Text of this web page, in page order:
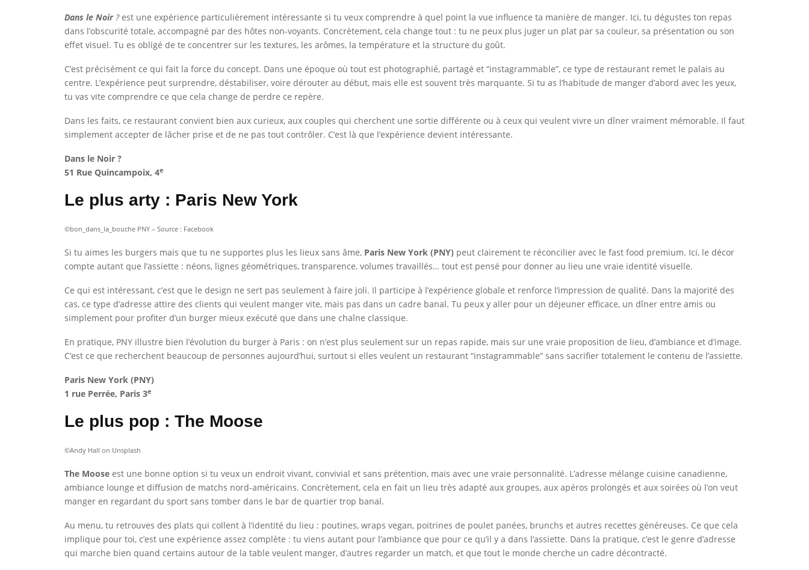
Dans le Noir?est une expérience particulièrement intéressante si tu veux comprendre à quel point la vue influence ta manière de manger. Ici, tu dégustes ton repas
dans l’obscurité totale, accompagné par des hôtes non-voyants. Concrètement, cela change tout : tu ne peux plus juger un plat par sa couleur, sa présentation ou son
effet visuel. Tu es obligé de te concentrer sur les textures, les arômes, la température et la structure du goût.
C’est précisément ce qui fait la force du concept. Dans une époque où tout est photographié, partagé et “instagrammable”, ce type de restaurant remet le palais au
centre. L’expérience peut surprendre, déstabiliser, voire dérouter au début, mais elle est souvent très marquante. Si tu as l’habitude de manger d’abord avec les yeux,
tu vas vite comprendre ce que cela change de perdre ce repère.
Dans les faits, ce restaurant convient bien aux curieux, aux couples qui cherchent une sortie différente ou à ceux qui veulent vivre un dîner vraiment mémorable. Il faut
simplement accepter de lâcher prise et de ne pas tout contrôler. C’est là que l’expérience devient intéressante.
Dans le Noir ?
51 Rue Quincampoix, 4e
Le plus arty : Paris New York
©bon_dans_la_bouche PNY – Source : Facebook
Si tu aimes les burgers mais que tu ne supportes plus les lieux sans âme, Paris New York (PNY) peut clairement te réconcilier avec le fast food premium. Ici, le décor
compte autant que l’assiette : néons, lignes géométriques, transparence, volumes travaillés… tout est pensé pour donner au lieu une vraie identité visuelle.
Ce qui est intéressant, c’est que le design ne sert pas seulement à faire joli. Il participe à l’expérience globale et renforce l’impression de qualité. Dans la majorité des
cas, ce type d’adresse attire des clients qui veulent manger vite, mais pas dans un cadre banal. Tu peux y aller pour un déjeuner efficace, un dîner entre amis ou
simplement pour profiter d’un burger mieux exécuté que dans une chaîne classique.
En pratique, PNY illustre bien l’évolution du burger à Paris : on n’est plus seulement sur un repas rapide, mais sur une vraie proposition de lieu, d’ambiance et d’image.
C’est ce que recherchent beaucoup de personnes aujourd’hui, surtout si elles veulent un restaurant “instagrammable” sans sacrifier totalement le contenu de l’assiette.
Paris New York (PNY)
1 rue Perrée, Paris 3e
Le plus pop : The Moose
©Andy Hall on Unsplash
The Moose est une bonne option si tu veux un endroit vivant, convivial et sans prétention, mais avec une vraie personnalité. L’adresse mélange cuisine canadienne,
ambiance lounge et diffusion de matchs nord-américains. Concrètement, cela en fait un lieu très adapté aux groupes, aux apéros prolongés et aux soirées où l’on veut
manger en regardant du sport sans tomber dans le bar de quartier trop banal.
Au menu, tu retrouves des plats qui collent à l’identité du lieu : poutines, wraps vegan, poitrines de poulet panées, brunchs et autres recettes généreuses. Ce que cela
implique pour toi, c’est une expérience assez complète : tu viens autant pour l’ambiance que pour ce qu’il y a dans l’assiette. Dans la pratique, c’est le genre d’adresse
qui marche bien quand certains autour de la table veulent manger, d’autres regarder un match, et que tout le monde cherche un cadre décontracté.